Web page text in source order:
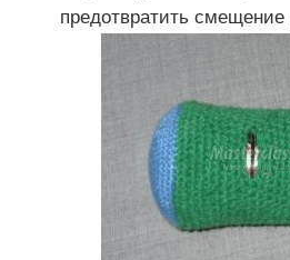
предотвратить смещение